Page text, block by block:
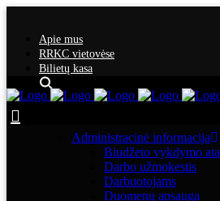
Apie mus
RRKC vietovėse
Bilietų kasa
Administracinė informacija
Biudžeto vykdymo
Darbo užmokestis
Darbuotojams
Duomenų apsauga